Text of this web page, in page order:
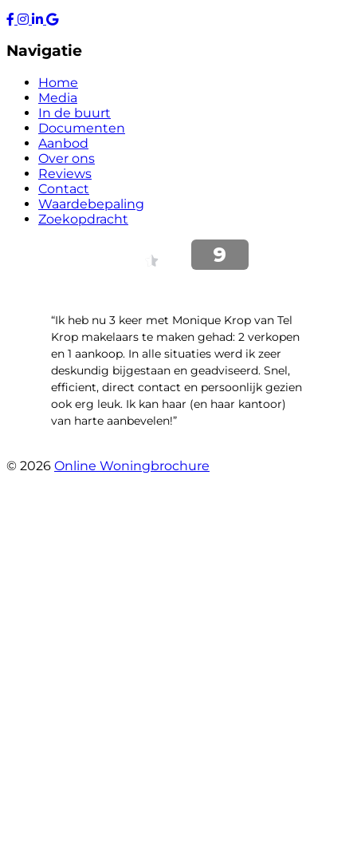
Navigatie
Home
Media
In de buurt
Documenten
Aanbod
Over ons
Reviews
Contact
Waardebepaling
Zoekopdracht
“Ik heb nu 3 keer met Monique Krop van Tel
Krop makelaars te maken gehad: 2 verkopen
en 1 aankoop. In alle situaties werd ik zeer
deskundig bijgestaan en geadviseerd. Snel,
efficient, direct contact en persoonlijk gezien
ook erg leuk. Ik kan haar (en haar kantoor)
van harte aanbevelen!”
© 2026 Online Woningbrochure